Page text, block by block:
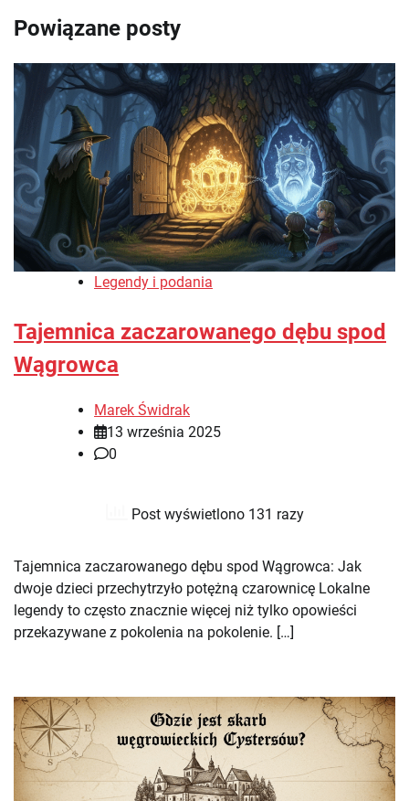
Powiązane posty
Legendy i podania
Tajemnica zaczarowanego dębu spod
Wągrowca
Marek Świdrak
13 września 2025
0
Post wyświetlono 131 razy
Tajemnica zaczarowanego dębu spod Wągrowca: Jak
dwoje dzieci przechytrzyło potężną czarownicę Lokalne
legendy to często znacznie więcej niż tylko opowieści
przekazywane z pokolenia na pokolenie. […]